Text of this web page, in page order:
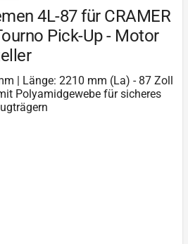
4L-87 für CRAMER
Pick-Up - Motor
| Länge: 2210 mm (La) - 87 Zoll
Polyamidgewebe für sicheres